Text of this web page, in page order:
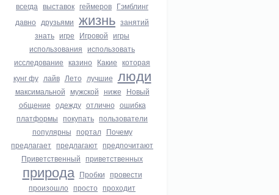
всегда выставок геймеров Гэмблинг
давно друзьями жизнь занятий
знать игре Игровой игры
использования использовать
исследование казино Какие которая
кунг фу лайв Лето лучшие люди
максимальной мужской ниже Новый
общение одежду отлично ошибка
платформы покупать пользователи
популярны портал Почему
предлагает предлагают предпочитают
Приветственный приветственных
природа Пробки провести
произошло просто проходит